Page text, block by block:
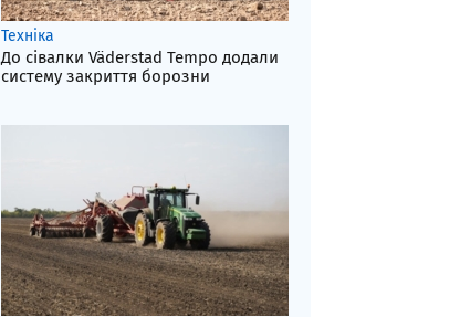
Техніка
До сівалки Väderstad Tempo додали
систему закриття борозни